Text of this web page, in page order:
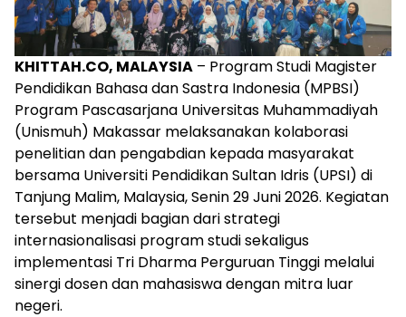
KHITTAH.CO, MALAYSIA – Program Studi Magister
Pendidikan Bahasa dan Sastra Indonesia (MPBSI)
Program Pascasarjana Universitas Muhammadiyah
(Unismuh) Makassar melaksanakan kolaborasi
penelitian dan pengabdian kepada masyarakat
bersama Universiti Pendidikan Sultan Idris (UPSI) di
Tanjung Malim, Malaysia, Senin 29 Juni 2026. Kegiatan
tersebut menjadi bagian dari strategi
internasionalisasi program studi sekaligus
implementasi Tri Dharma Perguruan Tinggi melalui
sinergi dosen dan mahasiswa dengan mitra luar
negeri.